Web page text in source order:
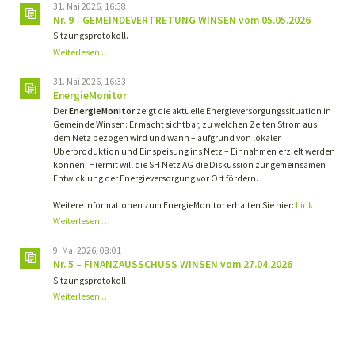
31. Mai 2026, 16:38
Nr. 9 - GEMEINDEVERTRETUNG WINSEN vom 05.05.2026
Sitzungsprotokoll.
Weiterlesen …
-
GEMEINDEVERTRETUNG
31. Mai 2026, 16:33
EnergieMonitor
DerEnergieMonitorzeigt die aktuelle Energieversorgungssituation in
Gemeinde Winsen: Er macht sichtbar, zu welchen Zeiten Strom aus
dem Netz bezogen wird und wann – aufgrund von lokaler
Überproduktion und Einspeisung ins Netz – Einnahmen erzielt werden
können. Hiermit will die SH Netz AG die Diskussion zur gemeinsamen
Entwicklung der Energieversorgung vor Ort fördern.
Weitere Informationen zum EnergieMonitor erhalten Sie hier: Link
Weiterlesen …
9. Mai 2026, 08:01
Nr. 5 – FINANZAUSSCHUSS WINSEN vom 27.04.2026
Sitzungsprotokoll
Weiterlesen …Nr.